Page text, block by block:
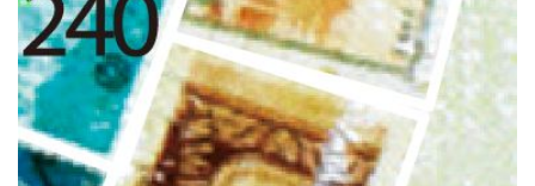
へ
ス
キ
ッ
プ